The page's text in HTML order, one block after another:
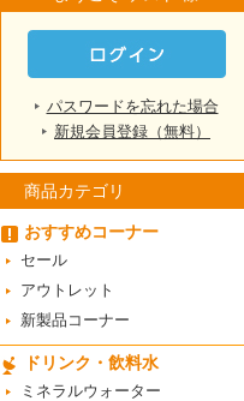
パスワードを忘れた場合
新規会員登録（無料）
商品カテゴリ
おすすめコーナー
セール
アウトレット
新製品コーナー
ドリンク・飲料水
ミネラルウォーター